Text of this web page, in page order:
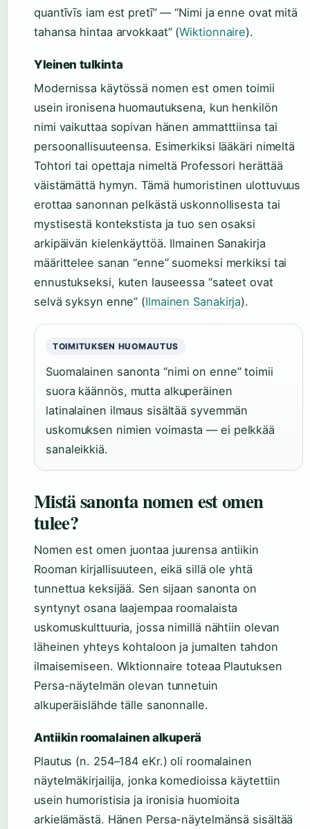
quantīvīs iam est pretī” — “Nimi ja enne ovat mitä
tahansa hintaa arvokkaat” (Wiktionnaire).
Yleinen tulkinta
Modernissa käytössä nomen est omen toimii
usein ironisena huomautuksena, kun henkilön
nimi vaikuttaa sopivan hänen ammatttiinsa tai
persoonallisuuteensa. Esimerkiksi lääkäri nimeltä
Tohtori tai opettaja nimeltä Professori herättää
väistämättä hymyn. Tämä humoristinen ulottuvuus
erottaa sanonnan pelkästä uskonnollisesta tai
mystisestä kontekstista ja tuo sen osaksi
arkipäivän kielenkäyttöä. Ilmainen Sanakirja
määrittelee sanan “enne” suomeksi merkiksi tai
ennustukseksi, kuten lauseessa “sateet ovat
selvä syksyn enne” (Ilmainen Sanakirja).
TOIMITUKSEN HUOMAUTUS
Suomalainen sanonta “nimi on enne” toimii
suora käännös, mutta alkuperäinen
latinalainen ilmaus sisältää syvemmän
uskomuksen nimien voimasta — ei pelkkää
sanaleikkiä.
Mistä sanonta nomen est omen
tulee?
Nomen est omen juontaa juurensa antiikin
Rooman kirjallisuuteen, eikä sillä ole yhtä
tunnettua keksijää. Sen sijaan sanonta on
syntynyt osana laajempaa roomalaista
uskomuskulttuuria, jossa nimillä nähtiin olevan
läheinen yhteys kohtaloon ja jumalten tahdon
ilmaisemiseen. Wiktionnaire toteaa Plautuksen
Persa-näytelmän olevan tunnetuin
alkuperäislähde tälle sanonnalle.
Antiikin roomalainen alkuperä
Plautus (n. 254–184 eKr.) oli roomalainen
näytelmäkirjailija, jonka komedioissa käytettiin
usein humoristisia ja ironisia huomioita
arkielämästä. Hänen Persa-näytelmänsä sisältää